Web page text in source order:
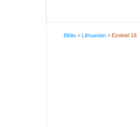
Biblia >Lithuanian > Ezekiel 18